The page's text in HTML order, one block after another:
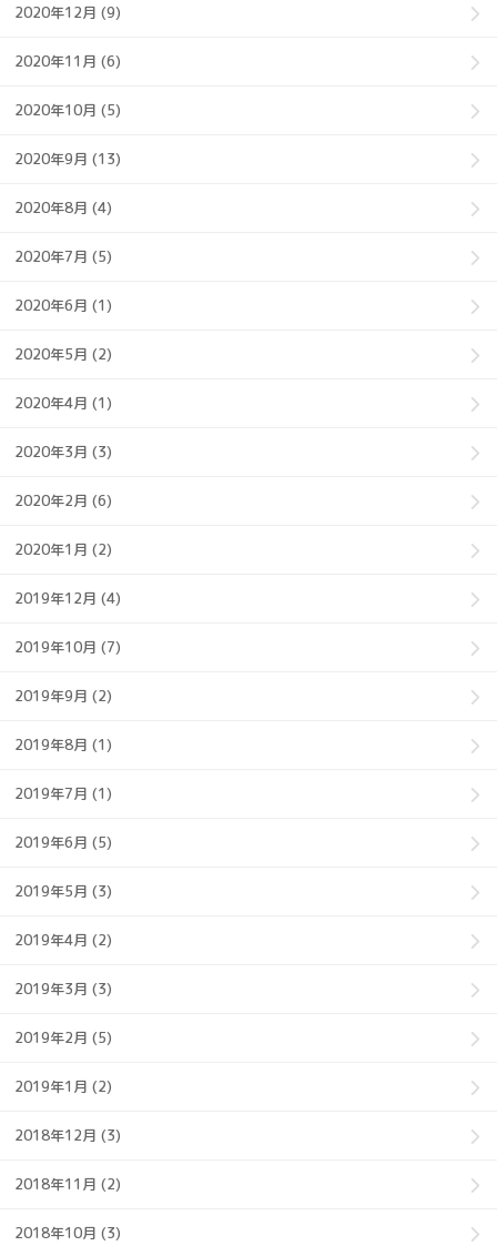
2020年12月 (9)
2020年11月 (6)
2020年10月 (5)
2020年9月 (13)
2020年8月 (4)
2020年7月 (5)
2020年6月 (1)
2020年5月 (2)
2020年4月 (1)
2020年3月 (3)
2020年2月 (6)
2020年1月 (2)
2019年12月 (4)
2019年10月 (7)
2019年9月 (2)
2019年8月 (1)
2019年7月 (1)
2019年6月 (5)
2019年5月 (3)
2019年4月 (2)
2019年3月 (3)
2019年2月 (5)
2019年1月 (2)
2018年12月 (3)
2018年11月 (2)
2018年10月 (3)